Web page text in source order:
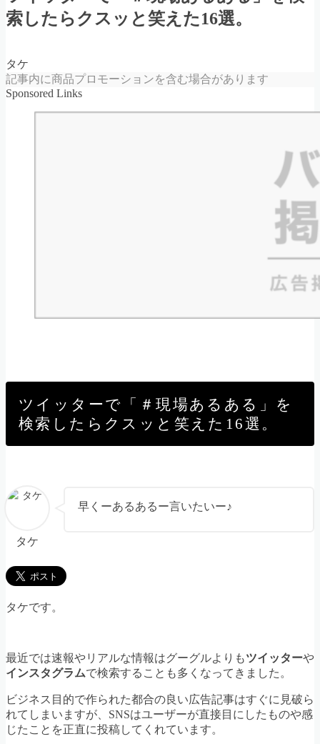
索したらクスッと笑えた16選。
タケ
記事内に商品プロモーションを含む場合があります
Sponsored Links
ツイッターで「＃現場あるある」を
検索したらクスッと笑えた16選。
タケ
早くーあるあるー言いたいー♪
タケです。
最近では速報やリアルな情報はグーグルよりもツイッターや
インスタグラムで検索することも多くなってきました。
ビジネス目的で作られた都合の良い広告記事はすぐに見破ら
れてしまいますが、SNSはユーザーが直接目にしたものや感
じたことを正直に投稿してくれています。